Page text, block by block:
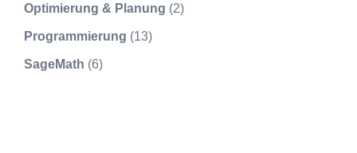
Optimierung & Planung (2)
Programmierung (13)
SageMath (6)